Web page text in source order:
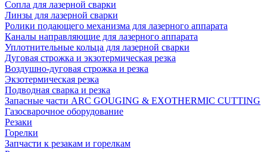
Сопла для лазерной сварки
Линзы для лазерной сварки
Ролики подающего механизма для лазерного аппарата
Каналы направляющие для лазерного аппарата
Уплотнительные кольца для лазерной сварки
Дуговая строжка и экзотермическая резка
Воздушно-дуговая строжка и резка
Экзотермическая резка
Подводная сварка и резка
Запасные части ARC GOUGING & EXOTHERMIC CUTTING
Газосварочное оборудование
Резаки
Горелки
Запчасти к резакам и горелкам